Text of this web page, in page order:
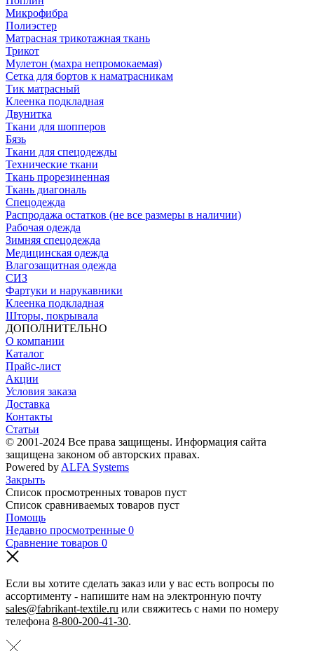
Микрофибра
Полиэстер
Матрасная трикотажная ткань
Трикот
Мулетон (махра непромокаемая)
Сетка для бортов к наматрасникам
Тик матрасный
Клеенка подкладная
Двунитка
Ткани для шопперов
Бязь
Ткани для спецодежды
Технические ткани
Ткань прорезиненная
Ткань диагональ
Спецодежда
Распродажа остатков (не все размеры в наличии)
Рабочая одежда
Зимняя спецодежда
Медицинская одежда
Влагозащитная одежда
СИЗ
Фартуки и нарукавники
Клеенка подкладная
Шторы, покрывала
ДОПОЛНИТЕЛЬНО
О компании
Каталог
Прайс-лист
Акции
Условия заказа
Доставка
Контакты
Статьи
© 2001-2024 Все права защищены. Информация сайта
защищена законом об авторских правах.
Powered by ALFA Systems
Закрыть
Список просмотренных товаров пуст
Список сравниваемых товаров пуст
Помощь
Недавно просмотренные 0
Сравнение товаров 0
Если вы хотите сделать заказ или у вас есть вопросы по
ассортименту - напишите нам на электронную почту
sales@fabrikant-textile.ru или свяжитесь с нами по номеру
телефона 8-800-200-41-30.